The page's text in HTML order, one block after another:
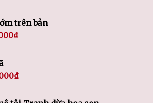
trên bản
₫
₫